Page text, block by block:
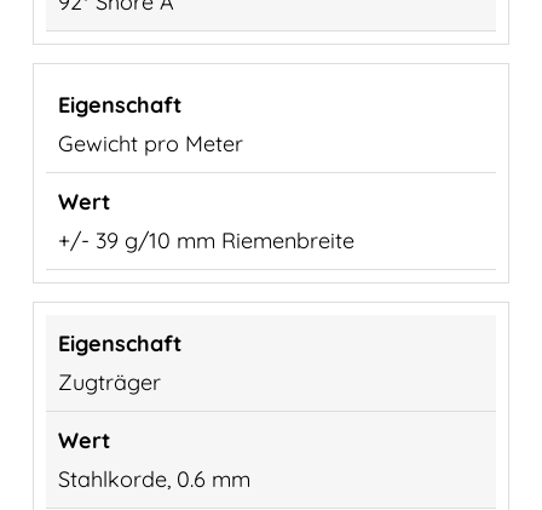
Gewicht pro Meter
+/- 39 g/10 mm Riemenbreite
Zugträger
Stahlkorde, 0.6 mm